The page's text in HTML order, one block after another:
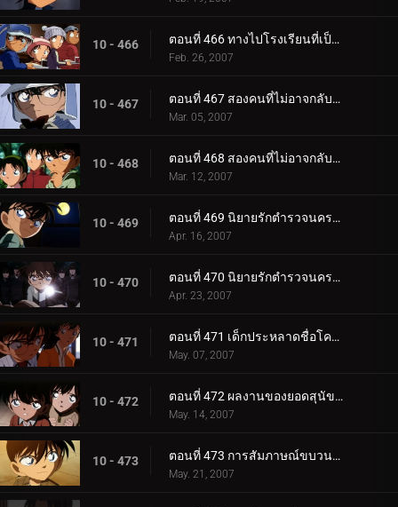
10 - 466 ตอนที่ 466 ทางไปโรงเรียนที่เป็นความลับสุดยอด (ตอนจบ)
Feb. 26, 2007
10 - 467 ตอนที่ 467 สองคนที่ไม่อาจกลับไปเป็นเหมือนเดิม (ตอนแรก)
Mar. 05, 2007
10 - 468 ตอนที่ 468 สองคนที่ไม่อาจกลับไปเป็นเหมือนเดิม (ตอนจบ)
Mar. 12, 2007
10 - 469 ตอนที่ 469 นิยายรักตำรวจนครบาล ภาค 7 (ตอนแรก)
Apr. 16, 2007
10 - 470 ตอนที่ 470 นิยายรักตำรวจนครบาล ภาค 7 (ตอนจบ)
Apr. 23, 2007
10 - 471 ตอนที่ 471 เด็กประหลาดชื่อโคนัน
May. 07, 2007
10 - 472 ตอนที่ 472 ผลงานของยอดสุนัขคูร์
May. 14, 2007
10 - 473 ตอนที่ 473 การสัมภาษณ์ขบวนการนักสืบเยาวชน (ตอนแรก)
May. 21, 2007